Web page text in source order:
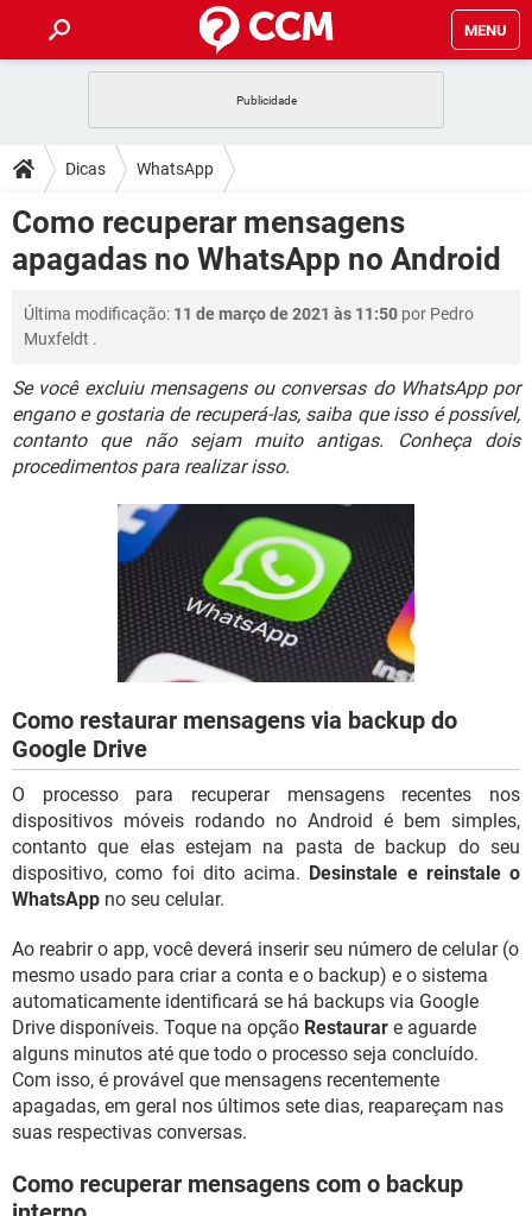
MENU
CELULAR
OUTLOOK EXCEL
INSTAGRAM GMAIL
DICAS
JOGOS
CELULAR FACEBOOK
OUTLOOK EXCEL
INSTAGRAM GMAIL
DOWNLOADS
JOGOS WHATSAPP
OUTLOOK
INSTAGRAM
GUIA DE COMPRAS
FÓRUM
JOGOS WHATSAPP
OUTLOOK EXCEL
INSTAGRAM GMAIL
GUIA DE COMPRAS
GLOSSÁRIO
JOGOS
CELULAR FACEBOOK
OUTLOOK EXCEL
GUIA DE COMPRAS
Dicas WhatsApp
Como recuperar mensagens
apagadas no WhatsApp no Android
Última modificação: 11 de março de 2021 às 11:50 por Pedro
Muxfeldt .
Se você excluiu mensagens ou conversas do WhatsApp por
engano e gostaria de recuperá-las, saiba que isso é possível,
contanto que não sejam muito antigas. Conheça dois
procedimentos para realizar isso.
Como restaurar mensagens via backup do
Google Drive
O processo para recuperar mensagens recentes nos
dispositivos móveis rodando no Android é bem simples,
contanto que elas estejam na pasta de backup do seu
dispositivo, como foi dito acima. Desinstale e reinstale o
WhatsApp no seu celular.
Ao reabrir o app, você deverá inserir seu número de celular (o
mesmo usado para criar a conta e o backup) e o sistema
automaticamente identificará se há backups via Google
Drive disponíveis. Toque na opção Restaurar e aguarde
alguns minutos até que todo o processo seja concluído.
Com isso, é provável que mensagens recentemente
apagadas, em geral nos últimos sete dias, reapareçam nas
suas respectivas conversas.
Como recuperar mensagens com o backup